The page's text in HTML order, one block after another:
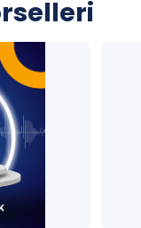
odaklı
süngeri
artırır.